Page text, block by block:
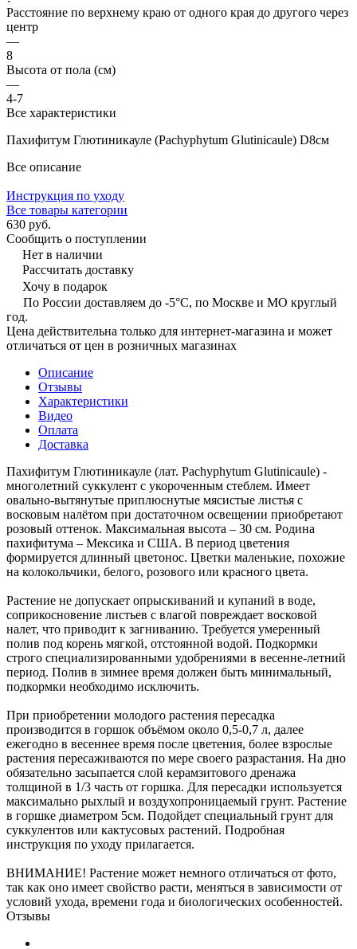
Расстояние по верхнему краю от одного края до другого через
центр
—
8
Высота от пола (см)
—
4-7
Все характеристики
Пахифитум Глютиникауле (Pachyphytum Glutinicaule) D8см
Все описание
Инструкция по уходу
Все товары категории
630 руб.
Сообщить о поступлении
Нет в наличии
Рассчитать доставку
Хочу в подарок
По России доставляем до -5°C, по Москве и МО круглый
год.
Цена действительна только для интернет-магазина и может
отличаться от цен в розничных магазинах
Описание
Отзывы
Характеристики
Видео
Оплата
Доставка
Пахифитум Глютиникауле (лат. Pachyphytum Glutinicaule) -
многолетний суккулент с укороченным стеблем. Имеет
овально-вытянутые приплюснутые мясистые листья с
восковым налётом при достаточном освещении приобретают
розовый оттенок. Максимальная высота – 30 см. Родина
пахифитума – Мексика и США. В период цветения
формируется длинный цветонос. Цветки маленькие, похожие
на колокольчики, белого, розового или красного цвета.
Растение не допускает опрыскиваний и купаний в воде,
соприкосновение листьев с влагой повреждает восковой
налет, что приводит к загниванию. Требуется умеренный
полив под корень мягкой, отстоянной водой. Подкормки
строго специализированными удобрениями в весенне-летний
период. Полив в зимнее время должен быть минимальный,
подкормки необходимо исключить.
При приобретении молодого растения пересадка
производится в горшок объёмом около 0,5-0,7 л, далее
ежегодно в весеннее время после цветения, более взрослые
растения пересаживаются по мере своего разрастания. На дно
обязательно засыпается слой керамзитового дренажа
толщиной в 1/3 часть от горшка. Для пересадки используется
максимально рыхлый и воздухопроницаемый грунт. Растение
в горшке диаметром 5см. Подойдет специальный грунт для
суккулентов или кактусовых растений. Подробная
инструкция по уходу прилагается.
ВНИМАНИЕ! Растение может немного отличаться от фото,
так как оно имеет свойство расти, меняться в зависимости от
условий ухода, времени года и биологических особенностей.
Отзывы